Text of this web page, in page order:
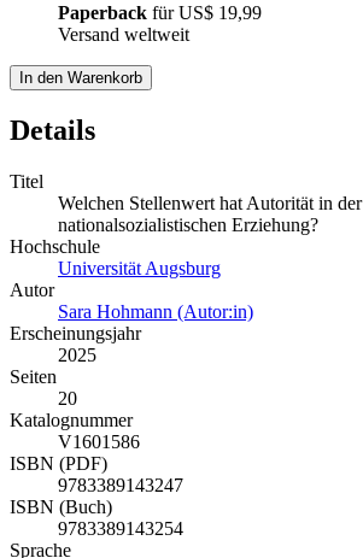
Paperback fürUS$ 19,99
Versand weltweit
In den Warenkorb
Details
Titel
Welchen Stellenwert hat Autorität in der
nationalsozialistischen Erziehung?
Hochschule
Universität Augsburg
Autor
Sara Hohmann (Autor:in)
Erscheinungsjahr
2025
Seiten
20
Katalognummer
V1601586
ISBN (PDF)
9783389143247
ISBN (Buch)
9783389143254
Sprache